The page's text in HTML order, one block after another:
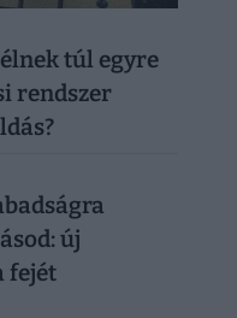
túl egyre
rendszer
új
fejét